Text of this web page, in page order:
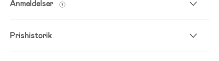
Anmeldelser
Prishistorik